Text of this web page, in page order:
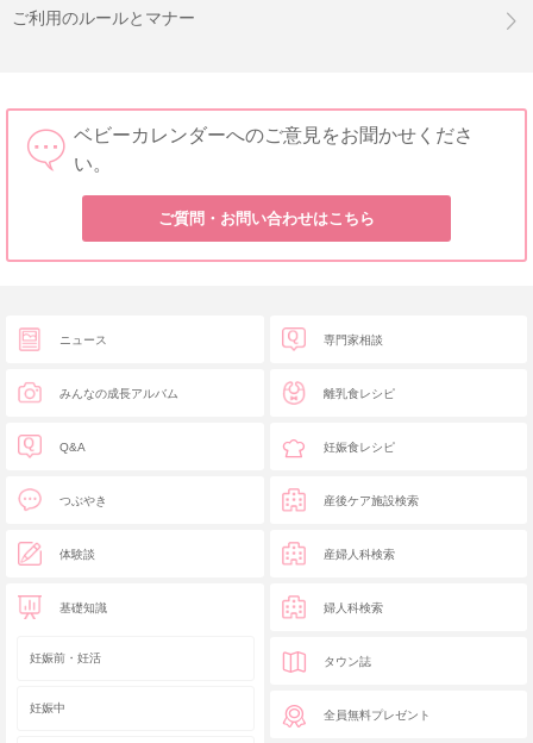
ご利用のルールとマナー
ベビーカレンダーへのご意見をお聞かせくださ
い。
ご質問・お問い合わせはこちら
ニュース
みんなの成長アルバム
Q&A
つぶやき
体験談
基礎知識
妊娠前・妊活
妊娠中
専門家相談
離乳食レシピ
妊娠食レシピ
産後ケア施設検索
産婦人科検索
婦人科検索
タウン誌
全員無料プレゼント